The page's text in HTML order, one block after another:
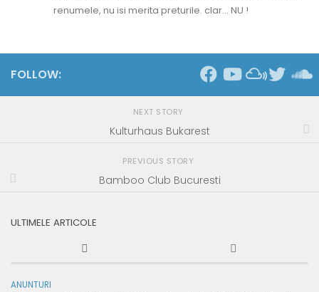
renumele, nu isi merita preturile. clar… NU !
FOLLOW:
NEXT STORY
Kulturhaus Bukarest
PREVIOUS STORY
Bamboo Club Bucuresti
ULTIMELE ARTICOLE
ANUNTURI